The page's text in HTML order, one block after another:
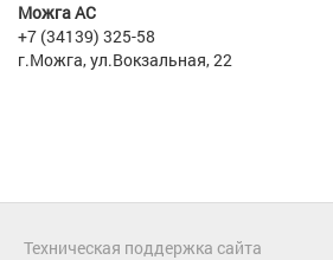
Можга АС
+7 (34139) 325-58
г.Можга, ул.Вокзальная, 22
Техническая поддержка сайта